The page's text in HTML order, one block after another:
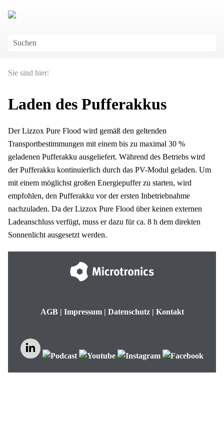
Sie sind hier:
Laden des Pufferakkus
DerLizzox Pure Flood wird gemäß den geltenden
Transportbestimmungen mit einem bis zu maximal 30 %
geladenen Pufferakku ausgeliefert. Während des Betriebs wird
der Pufferakku kontinuierlich durch das PV-Modul geladen. Um
mit einem möglichst großen Energiepuffer zu starten, wird
empfohlen, den Pufferakku vor der ersten Inbetriebnahme
nachzuladen. Da derLizzox Pure Flood über keinen externen
Ladeanschluss verfügt, muss er dazu für ca. 8 h dem direkten
Sonnenlicht ausgesetzt werden.
AGB| Impressum| Datenschutz| Kontakt